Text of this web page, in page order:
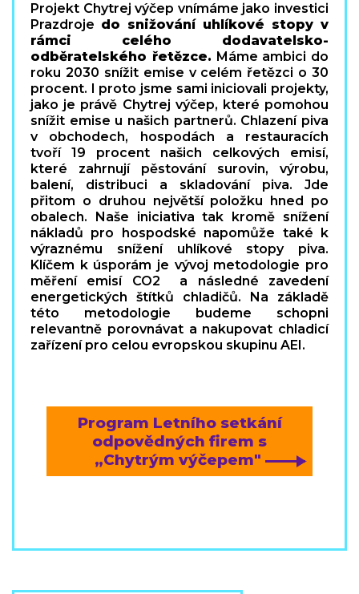
Projekt Chytrej výčep vnímáme jako investici
Prazdroje do snižování uhlíkové stopy v
rámci celého dodavatelsko-
odběratelského řetězce. Máme ambici do
roku 2030 snížit emise v celém řetězci o 30
procent. I proto jsme sami iniciovali projekty,
jako je právě Chytrej výčep, které pomohou
snížit emise u našich partnerů. Chlazení piva
v obchodech, hospodách a restauracích
tvoří 19 procent našich celkových emisí,
které zahrnují pěstování surovin, výrobu,
balení, distribuci a skladování piva. Jde
přitom o druhou největší položku hned po
obalech. Naše iniciativa tak kromě snížení
nákladů pro hospodské napomůže také k
výraznému snížení uhlíkové stopy piva.
Klíčem k úsporám je vývoj metodologie pro
měření emisí CO2 a následné zavedení
energetických štítků chladičů. Na základě
této metodologie budeme schopni
relevantně porovnávat a nakupovat chladicí
zařízení pro celou evropskou skupinu AEI.
Program Letního setkání
odpovědných firem s
„Chytrým výčepem"